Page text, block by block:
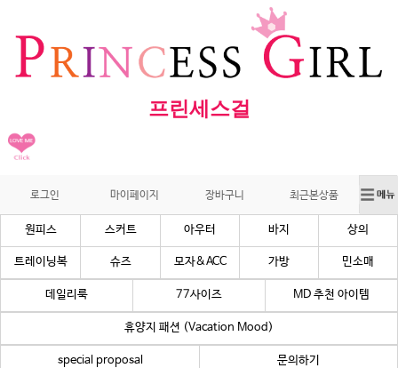
프린세스걸
로그인 마이페이지 장바구니 최근본상품
원피스 스커트 아우터 바지 상의
트레이닝복 슈즈 모자&ACC 가방 민소매
데일리룩 77사이즈 MD 추천 아이템
휴양지 패션 (Vacation Mood)
special proposal 문의하기